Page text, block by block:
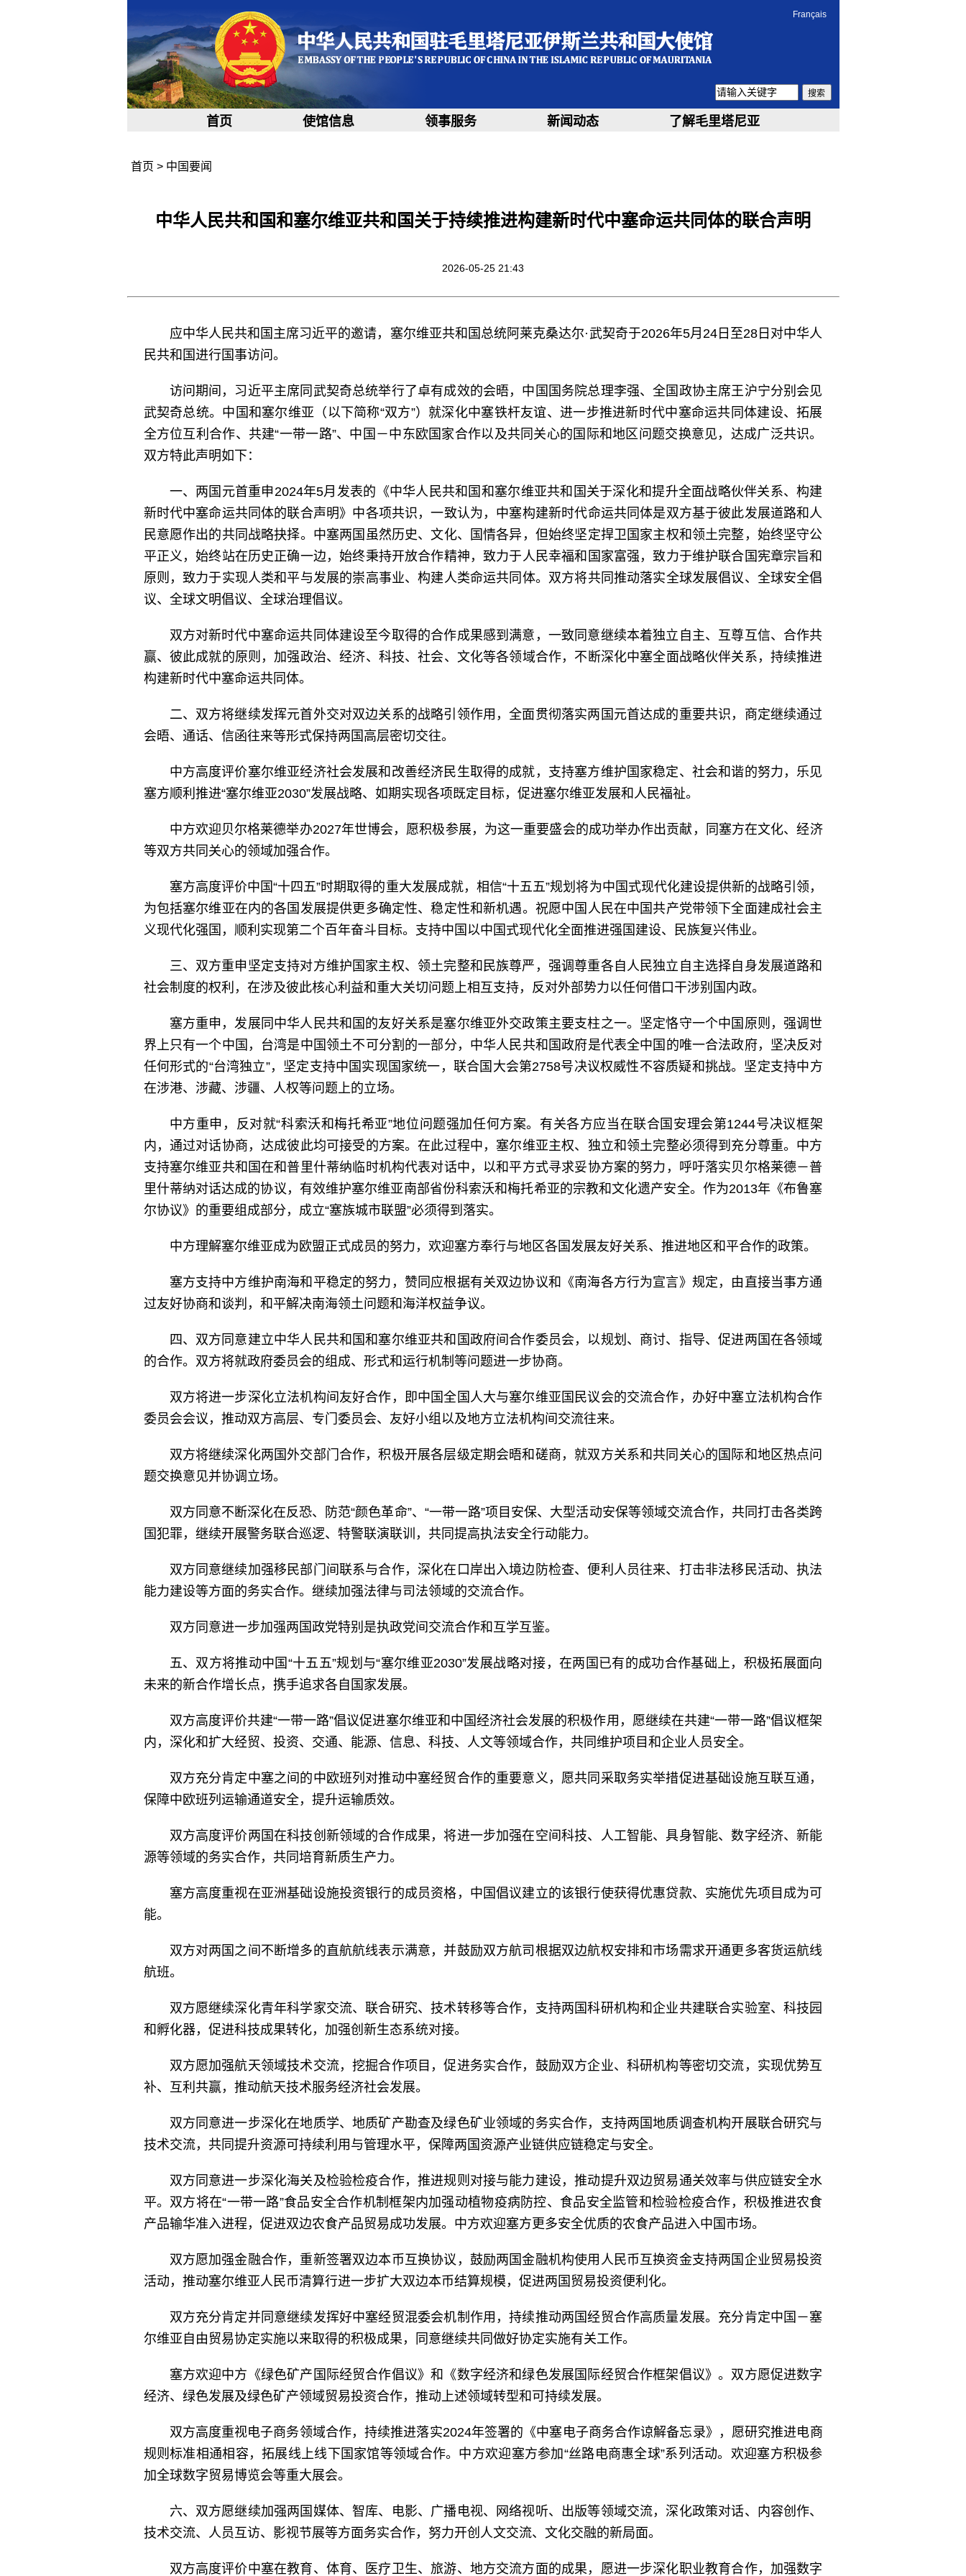
Français
搜索
首页 使馆信息 领事服务 新闻动态 了解毛里塔尼亚
首页 > 中国要闻
中华人民共和国和塞尔维亚共和国关于持续推进构建新时代中塞命运共同体的联合声明
2026-05-25 21:43
应中华人民共和国主席习近平的邀请，塞尔维亚共和国总统阿莱克桑达尔·武契奇于2026年5月24日至28日对中华人
民共和国进行国事访问。
访问期间，习近平主席同武契奇总统举行了卓有成效的会晤，中国国务院总理李强、全国政协主席王沪宁分别会见
武契奇总统。中国和塞尔维亚（以下简称“双方”）就深化中塞铁杆友谊、进一步推进新时代中塞命运共同体建设、拓展
全方位互利合作、共建“一带一路”、中国－中东欧国家合作以及共同关心的国际和地区问题交换意见，达成广泛共识。
双方特此声明如下：
一、两国元首重申2024年5月发表的《中华人民共和国和塞尔维亚共和国关于深化和提升全面战略伙伴关系、构建
新时代中塞命运共同体的联合声明》中各项共识，一致认为，中塞构建新时代命运共同体是双方基于彼此发展道路和人
民意愿作出的共同战略抉择。中塞两国虽然历史、文化、国情各异，但始终坚定捍卫国家主权和领土完整，始终坚守公
平正义，始终站在历史正确一边，始终秉持开放合作精神，致力于人民幸福和国家富强，致力于维护联合国宪章宗旨和
原则，致力于实现人类和平与发展的崇高事业、构建人类命运共同体。双方将共同推动落实全球发展倡议、全球安全倡
议、全球文明倡议、全球治理倡议。
双方对新时代中塞命运共同体建设至今取得的合作成果感到满意，一致同意继续本着独立自主、互尊互信、合作共
赢、彼此成就的原则，加强政治、经济、科技、社会、文化等各领域合作，不断深化中塞全面战略伙伴关系，持续推进
构建新时代中塞命运共同体。
二、双方将继续发挥元首外交对双边关系的战略引领作用，全面贯彻落实两国元首达成的重要共识，商定继续通过
会晤、通话、信函往来等形式保持两国高层密切交往。
中方高度评价塞尔维亚经济社会发展和改善经济民生取得的成就，支持塞方维护国家稳定、社会和谐的努力，乐见
塞方顺利推进“塞尔维亚2030”发展战略、如期实现各项既定目标，促进塞尔维亚发展和人民福祉。
中方欢迎贝尔格莱德举办2027年世博会，愿积极参展，为这一重要盛会的成功举办作出贡献，同塞方在文化、经济
等双方共同关心的领域加强合作。
塞方高度评价中国“十四五”时期取得的重大发展成就，相信“十五五”规划将为中国式现代化建设提供新的战略引领，
为包括塞尔维亚在内的各国发展提供更多确定性、稳定性和新机遇。祝愿中国人民在中国共产党带领下全面建成社会主
义现代化强国，顺利实现第二个百年奋斗目标。支持中国以中国式现代化全面推进强国建设、民族复兴伟业。
三、双方重申坚定支持对方维护国家主权、领土完整和民族尊严，强调尊重各自人民独立自主选择自身发展道路和
社会制度的权利，在涉及彼此核心利益和重大关切问题上相互支持，反对外部势力以任何借口干涉别国内政。
塞方重申，发展同中华人民共和国的友好关系是塞尔维亚外交政策主要支柱之一。坚定恪守一个中国原则，强调世
界上只有一个中国，台湾是中国领土不可分割的一部分，中华人民共和国政府是代表全中国的唯一合法政府，坚决反对
任何形式的“台湾独立”，坚定支持中国实现国家统一，联合国大会第2758号决议权威性不容质疑和挑战。坚定支持中方
在涉港、涉藏、涉疆、人权等问题上的立场。
中方重申，反对就“科索沃和梅托希亚”地位问题强加任何方案。有关各方应当在联合国安理会第1244号决议框架
内，通过对话协商，达成彼此均可接受的方案。在此过程中，塞尔维亚主权、独立和领土完整必须得到充分尊重。中方
支持塞尔维亚共和国在和普里什蒂纳临时机构代表对话中，以和平方式寻求妥协方案的努力，呼吁落实贝尔格莱德－普
里什蒂纳对话达成的协议，有效维护塞尔维亚南部省份科索沃和梅托希亚的宗教和文化遗产安全。作为2013年《布鲁塞
尔协议》的重要组成部分，成立“塞族城市联盟”必须得到落实。
中方理解塞尔维亚成为欧盟正式成员的努力，欢迎塞方奉行与地区各国发展友好关系、推进地区和平合作的政策。
塞方支持中方维护南海和平稳定的努力，赞同应根据有关双边协议和《南海各方行为宣言》规定，由直接当事方通
过友好协商和谈判，和平解决南海领土问题和海洋权益争议。
四、双方同意建立中华人民共和国和塞尔维亚共和国政府间合作委员会，以规划、商讨、指导、促进两国在各领域
的合作。双方将就政府委员会的组成、形式和运行机制等问题进一步协商。
双方将进一步深化立法机构间友好合作，即中国全国人大与塞尔维亚国民议会的交流合作，办好中塞立法机构合作
委员会会议，推动双方高层、专门委员会、友好小组以及地方立法机构间交流往来。
双方将继续深化两国外交部门合作，积极开展各层级定期会晤和磋商，就双方关系和共同关心的国际和地区热点问
题交换意见并协调立场。
双方同意不断深化在反恐、防范“颜色革命”、“一带一路”项目安保、大型活动安保等领域交流合作，共同打击各类跨
国犯罪，继续开展警务联合巡逻、特警联演联训，共同提高执法安全行动能力。
双方同意继续加强移民部门间联系与合作，深化在口岸出入境边防检查、便利人员往来、打击非法移民活动、执法
能力建设等方面的务实合作。继续加强法律与司法领域的交流合作。
双方同意进一步加强两国政党特别是执政党间交流合作和互学互鉴。
五、双方将推动中国“十五五”规划与“塞尔维亚2030”发展战略对接，在两国已有的成功合作基础上，积极拓展面向
未来的新合作增长点，携手追求各自国家发展。
双方高度评价共建“一带一路”倡议促进塞尔维亚和中国经济社会发展的积极作用，愿继续在共建“一带一路”倡议框架
内，深化和扩大经贸、投资、交通、能源、信息、科技、人文等领域合作，共同维护项目和企业人员安全。
双方充分肯定中塞之间的中欧班列对推动中塞经贸合作的重要意义，愿共同采取务实举措促进基础设施互联互通，
保障中欧班列运输通道安全，提升运输质效。
双方高度评价两国在科技创新领域的合作成果，将进一步加强在空间科技、人工智能、具身智能、数字经济、新能
源等领域的务实合作，共同培育新质生产力。
塞方高度重视在亚洲基础设施投资银行的成员资格，中国倡议建立的该银行使获得优惠贷款、实施优先项目成为可
能。
双方对两国之间不断增多的直航航线表示满意，并鼓励双方航司根据双边航权安排和市场需求开通更多客货运航线
航班。
双方愿继续深化青年科学家交流、联合研究、技术转移等合作，支持两国科研机构和企业共建联合实验室、科技园
和孵化器，促进科技成果转化，加强创新生态系统对接。
双方愿加强航天领域技术交流，挖掘合作项目，促进务实合作，鼓励双方企业、科研机构等密切交流，实现优势互
补、互利共赢，推动航天技术服务经济社会发展。
双方同意进一步深化在地质学、地质矿产勘查及绿色矿业领域的务实合作，支持两国地质调查机构开展联合研究与
技术交流，共同提升资源可持续利用与管理水平，保障两国资源产业链供应链稳定与安全。
双方同意进一步深化海关及检验检疫合作，推进规则对接与能力建设，推动提升双边贸易通关效率与供应链安全水
平。双方将在“一带一路”食品安全合作机制框架内加强动植物疫病防控、食品安全监管和检验检疫合作，积极推进农食
产品输华准入进程，促进双边农食产品贸易成功发展。中方欢迎塞方更多安全优质的农食产品进入中国市场。
双方愿加强金融合作，重新签署双边本币互换协议，鼓励两国金融机构使用人民币互换资金支持两国企业贸易投资
活动，推动塞尔维亚人民币清算行进一步扩大双边本币结算规模，促进两国贸易投资便利化。
双方充分肯定并同意继续发挥好中塞经贸混委会机制作用，持续推动两国经贸合作高质量发展。充分肯定中国－塞
尔维亚自由贸易协定实施以来取得的积极成果，同意继续共同做好协定实施有关工作。
塞方欢迎中方《绿色矿产国际经贸合作倡议》和《数字经济和绿色发展国际经贸合作框架倡议》。双方愿促进数字
经济、绿色发展及绿色矿产领域贸易投资合作，推动上述领域转型和可持续发展。
双方高度重视电子商务领域合作，持续推进落实2024年签署的《中塞电子商务合作谅解备忘录》，愿研究推进电商
规则标准相通相容，拓展线上线下国家馆等领域合作。中方欢迎塞方参加“丝路电商惠全球”系列活动。欢迎塞方积极参
加全球数字贸易博览会等重大展会。
六、双方愿继续加强两国媒体、智库、电影、广播电视、网络视听、出版等领域交流，深化政策对话、内容创作、
技术交流、人员互访、影视节展等方面务实合作，努力开创人文交流、文化交融的新局面。
双方高度评价中塞在教育、体育、医疗卫生、旅游、地方交流方面的成果，愿进一步深化职业教育合作，加强数字